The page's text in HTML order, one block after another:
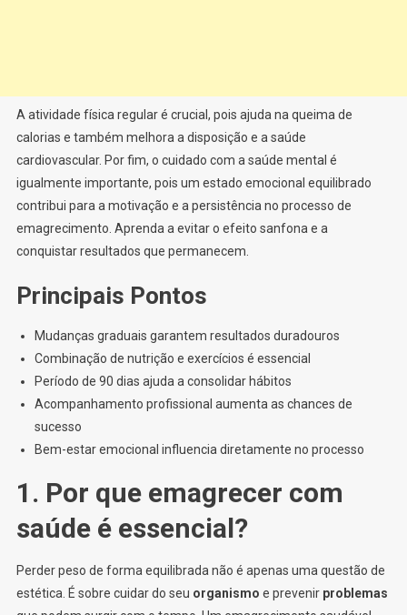
A atividade física regular é crucial, pois ajuda na queima de
calorias e também melhora a disposição e a saúde
cardiovascular. Por fim, o cuidado com a saúde mental é
igualmente importante, pois um estado emocional equilibrado
contribui para a motivação e a persistência no processo de
emagrecimento. Aprenda a evitar o efeito sanfona e a
conquistar resultados que permanecem.
Principais Pontos
Mudanças graduais garantem resultados duradouros
Combinação de nutrição e exercícios é essencial
Período de 90 dias ajuda a consolidar hábitos
Acompanhamento profissional aumenta as chances de
sucesso
Bem-estar emocional influencia diretamente no processo
1. Por que emagrecer com
saúde é essencial?
Perder peso de forma equilibrada não é apenas uma questão de
estética. É sobre cuidar do seu organismo e prevenir problemas